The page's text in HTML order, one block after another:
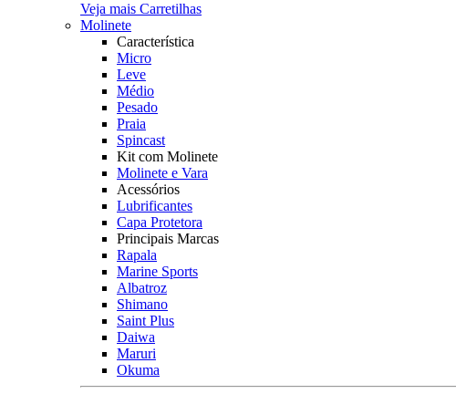
Veja mais Carretilhas
Molinete
Característica
Micro
Leve
Médio
Pesado
Praia
Spincast
Kit com Molinete
Molinete e Vara
Acessórios
Lubrificantes
Capa Protetora
Principais Marcas
Rapala
Marine Sports
Albatroz
Shimano
Saint Plus
Daiwa
Maruri
Okuma